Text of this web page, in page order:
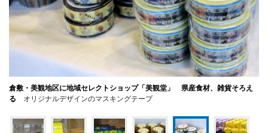
倉敷・美観地区に地域セレクトショップ「美観堂」 県産食材、雑貨そろえ
る オリジナルデザインのマスキングテープ